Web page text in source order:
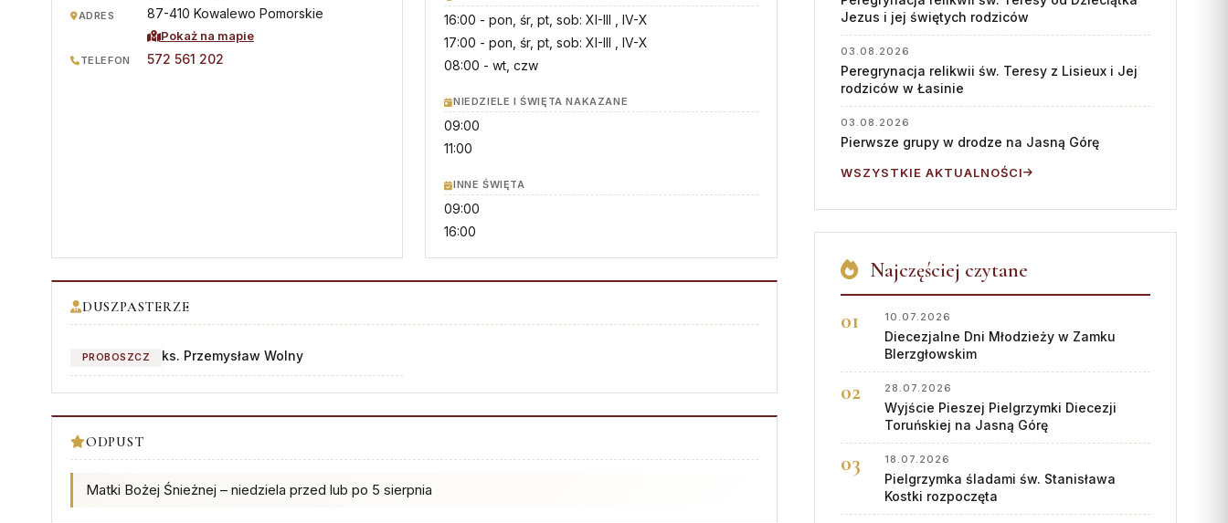
Parafie
Kapłani
Sąd Biskupi
Wydawnictwo
Dane kurii
Kalendarz liturgiczny
Stali diakoni
Diakoni stali — lista
Droga Neokatechumenalna
Grupy Modlitwy Ojca Pio
Żywy Różaniec
Wspólnota Krwi Chrystusa
Franciszkański Zakon
Świeckich
Bractwo św. Józefa
ADRES
87-410 Kowalewo Pomorskie
Pokaż na mapie
TELEFON 572 561 202
16:00 - pon, śr, pt, sob: XI-III , IV-X
17:00 - pon, śr, pt, sob: XI-III , IV-X
08:00 - wt, czw
NIEDZIELE I ŚWIĘTA NAKAZANE
09:00
11:00
INNE ŚWIĘTA
09:00
16:00
DUSZPASTERZE
PROBOSZCZ ks. Przemysław Wolny
ODPUST
Matki Bożej Śnieżnej – niedziela przed lub po 5 sierpnia
Jezus i jej świętych rodziców
03.08.2026
Peregrynacja relikwii św. Teresy z Lisieux i Jej
rodziców w Łasinie
03.08.2026
Pierwsze grupy w drodze na Jasną Górę
WSZYSTKIE AKTUALNOŚCI
Najczęściej czytane
10.07.2026
Diecezjalne Dni Młodzieży w Zamku
BIerzgłowskim
28.07.2026
Wyjście Pieszej Pielgrzymki Diecezji
Toruńskiej na Jasną Górę
18.07.2026
Pielgrzymka śladami św. Stanisława
Kostki rozpoczęta